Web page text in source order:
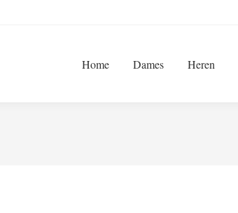
Home Dames Heren